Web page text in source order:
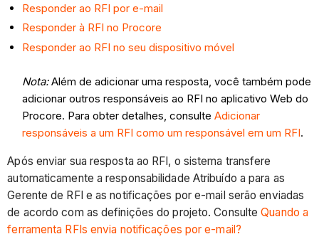
Responder ao RFI por e-mail
Responder à RFI no Procore
Responder ao RFI no seu dispositivo móvel
Nota:Além de adicionar uma resposta, você também pode
adicionar outros responsáveis ao RFI no aplicativo Web do
Procore. Para obter detalhes, consulteAdicionar
responsáveis a um RFI como um responsável em um RFI.
Após enviar sua resposta ao RFI, o sistema transfere
automaticamente a responsabilidade Atribuído a para as
Gerente de RFI e as notificações por e-mail serão enviadas
de acordo com as definições do projeto. ConsulteQuando a
ferramenta RFIs envia notificações por e-mail?